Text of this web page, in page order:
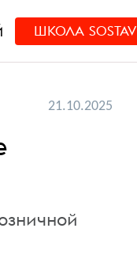
ШКОЛА SOSTAV
21.10.2025